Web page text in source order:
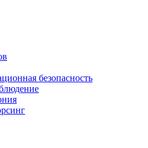
безопасность